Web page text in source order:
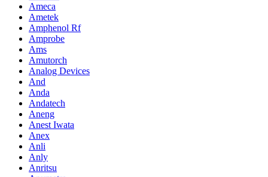
Ameca
Ametek
Amphenol Rf
Amprobe
Ams
Amutorch
Analog Devices
And
Anda
Andatech
Aneng
Anest Iwata
Anex
Anli
Anly
Anritsu